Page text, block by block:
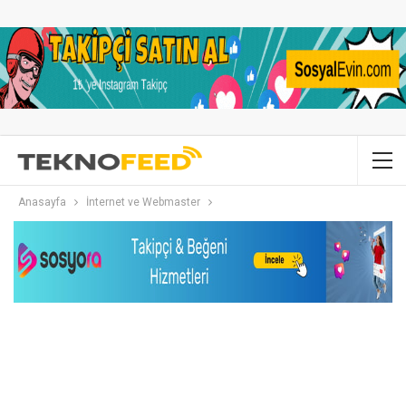
Anasayfa İnternet ve Webmaster